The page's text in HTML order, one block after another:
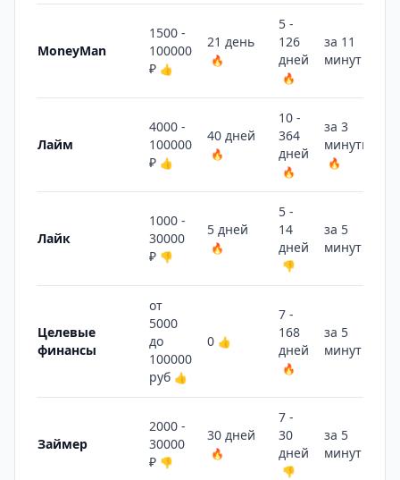
MoneyMan
1500 -
100000
₽ 👍
21 день
🔥
5 -
126
дней
🔥
за 11
минут
Лайм
4000 -
100000
₽ 👍
40 дней
🔥
10 -
364
дней
🔥
за 3
минуты
🔥
Лайк
1000 -
30000
₽ 👎
5 дней
🔥
5 -
14
дней
👎
за 5
минут
Целевые
финансы
от
5000
до
100000
руб 👍
0 👍
7 -
168
дней
🔥
за 5
минут
Займер
2000 -
30000
₽ 👎
30 дней
🔥
7 -
30
дней
👎
за 5
минут